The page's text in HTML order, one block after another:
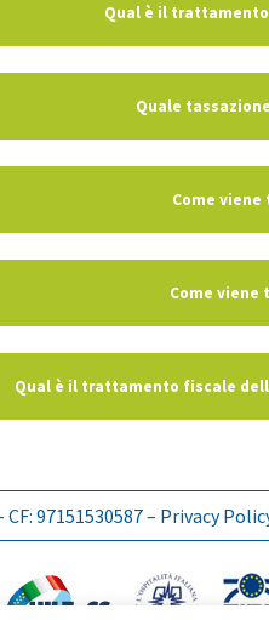
Qual è il
Quale
Come viene
Come viene
Qual è il trattamento fiscale
97151530587 – Privacy